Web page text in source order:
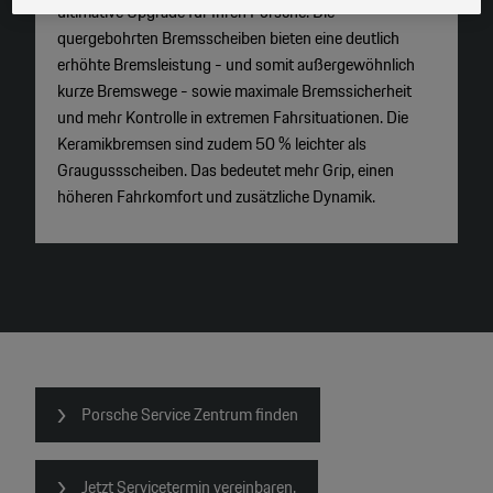
ultimative Upgrade für Ihren Porsche. Die
quergebohrten Bremsscheiben bieten eine deutlich
erhöhte Bremsleistung - und somit außergewöhnlich
kurze Bremswege - sowie maximale Bremssicherheit
und mehr Kontrolle in extremen Fahrsituationen. Die
Keramikbremsen sind zudem 50 % leichter als
Graugussscheiben. Das bedeutet mehr Grip, einen
höheren Fahrkomfort und zusätzliche Dynamik.
Porsche Service Zentrum finden
Jetzt Servicetermin vereinbaren.
eines Porsche Betriebs, Porsche Inter Auto GmbH & Co KG, eingesehen
werden.